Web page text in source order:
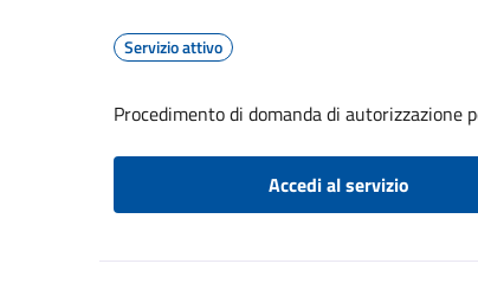
Servizio attivo
Procedimento di domanda di autorizzazione
Accedi al servizio